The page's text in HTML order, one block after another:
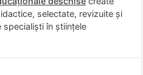
selectate, revizuite și
specialiști în științele